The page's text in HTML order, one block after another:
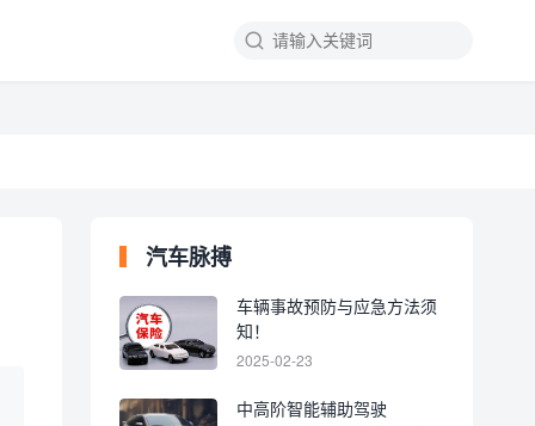
汽车脉搏
车辆事故预防与应急方法须
知！
2025-02-23
中高阶智能辅助驾驶